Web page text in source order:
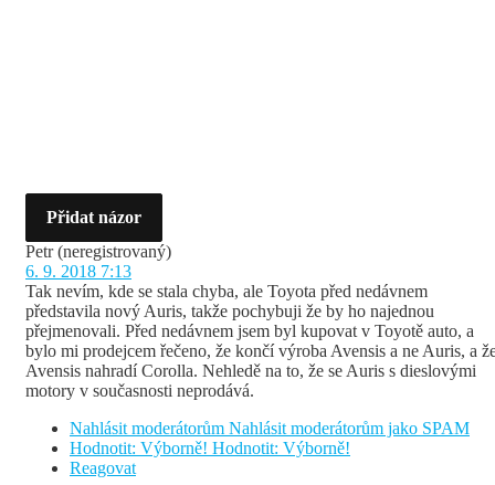
Přidat názor
Petr (neregistrovaný)
6. 9. 2018 7:13
Tak nevím, kde se stala chyba, ale Toyota před nedávnem
představila nový Auris, takže pochybuji že by ho najednou
přejmenovali. Před nedávnem jsem byl kupovat v Toyotě auto, a
bylo mi prodejcem řečeno, že končí výroba Avensis a ne Auris, a
Avensis nahradí Corolla. Nehledě na to, že se Auris s dieslovými
motory v současnosti neprodává.
Nahlásit moderátorům Nahlásit moderátorům jako SPAM
Hodnotit: Výborně! Hodnotit: Výborně!
Reagovat